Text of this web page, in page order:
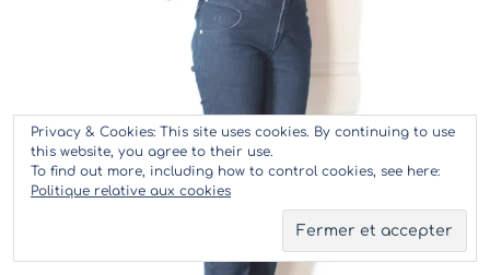
Privacy & Cookies: This site uses cookies. By continuing to use
this website, you agree to their use.
To find out more, including how to control cookies, see here:
Politique relative aux cookies